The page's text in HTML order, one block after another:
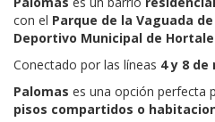
con el Parque de la Vaguada
Deportivo Municipal de
Conectado por las líneas 4 y 8
Palomas es una opción perfecta
pisos compartidos o